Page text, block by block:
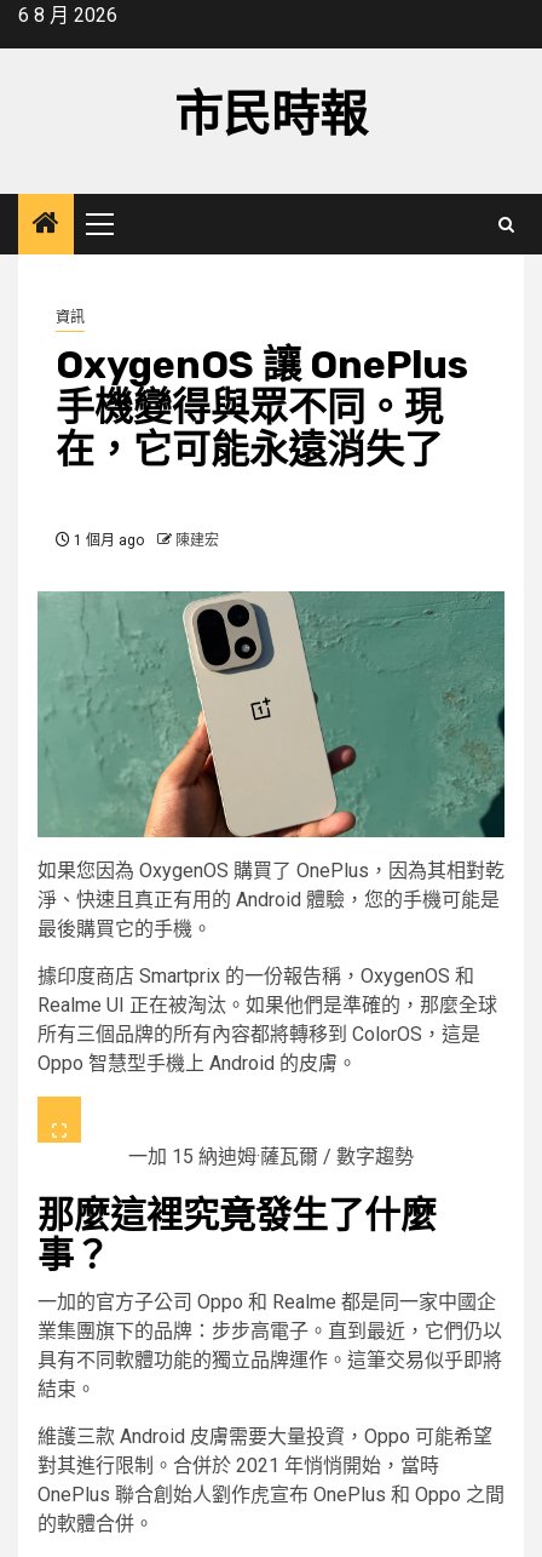
Skip6 8 月 2026
市民時報
Primary
Menu
資訊
OxygenOS 讓 OnePlus
手機變得與眾不同。現
在，它可能永遠消失了
1 個月 ago 陳建宏
如果您因為 OxygenOS 購買了 OnePlus，因為其相對乾
淨、快速且真正有用的 Android 體驗，您的手機可能是
最後購買它的手機。
據印度商店 Smartprix 的一份報告稱，OxygenOS 和
Realme UI 正在被淘汰。如果他們是準確的，那麼全球
所有三個品牌的所有內容都將轉移到 ColorOS，這是
Oppo 智慧型手機上 Android 的皮膚。
一加 15 納迪姆·薩瓦爾 / 數字趨勢
那麼這裡究竟發生了什麼
事？
一加的官方子公司 Oppo 和 Realme 都是同一家中國企
業集團旗下的品牌：步步高電子。直到最近，它們仍以
具有不同軟體功能的獨立品牌運作。這筆交易似乎即將
結束。
維護三款 Android 皮膚需要大量投資，Oppo 可能希望
對其進行限制。合併於 2021 年悄悄開始，當時
OnePlus 聯合創始人劉作虎宣布 OnePlus 和 Oppo 之間
的軟體合併。